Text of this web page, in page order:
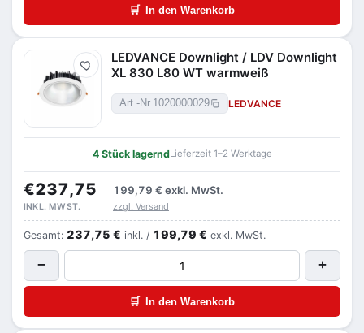
🛒 In den Warenkorb
Merken
LEDVANCE Downlight / LDV Downlight
XL 830 L80 WT warmweiß
Art.-Nr.1020000029 LEDVANCE
4 Stück lagerndLieferzeit 1–2 Werktage
€237,75 199,79 € exkl. MwSt.
INKL. MWST. zzgl. Versand
Gesamt: 237,75 € inkl. / 199,79 € exkl. MwSt.
− +
🛒 In den Warenkorb